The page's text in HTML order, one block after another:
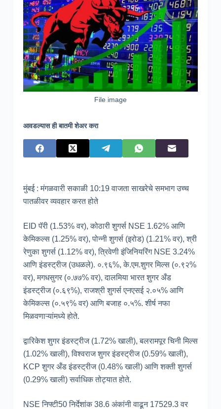
File image
आवडल्यास ही बातमी शेअर करा
मुंबई : मंगळवारी सकाळी 10:19 वाजता साखरेचे समभाग उच्च
पातळीवर व्यवहार करत होते
EID पॅरी (1.53% वर), कोठारी शुगर्स NSE 1.62% आणि
केमिकल्स (1.25% वर), पोन्नी शुगर्स (इरोड) (1.21% वर), श्री
रेणुका शुगर्स (1.12% वर), त्रिवेणी इंजिनियरिंग NSE 3.24%
आणि इंडस्ट्रीज (उधळले). ०.९६%, के.एम.शुगर मिल्स (०.९२%
वर), मगधसुगर (०.७७% वर), दालमिया भारत शुगर अँड
इंडस्ट्रीज (०.६९%), राजश्री शुगर्स एनएसई २.०५% आणि
केमिकल्स (०.५९% वर) आणि बजाह ०.५%. शीर्ष नफा
मिळवणाऱ्यांमध्ये होते.
द्वारिकेश शुगर इंडस्ट्रीज (1.72% खाली), बलरामपूर चिनी मिल्स
(1.02% खाली), विश्वराज शुगर इंडस्ट्रीज (0.59% खाली),
KCP शुगर अँड इंडस्ट्रीज (0.48% खाली) आणि शक्ती शुगर्स
(0.29% खाली) सर्वाधिक तोट्यात होते.
NSE निफ्टी50 निर्देशांक 38.6 अंकांनी वाढून 17529.3 वर